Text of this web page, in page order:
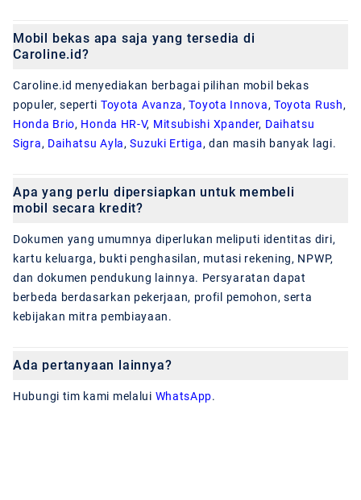
Mobil bekas apa saja yang tersedia di
Caroline.id?
Caroline.id menyediakan berbagai pilihan mobil bekas
populer, seperti Toyota Avanza,Toyota Innova, Toyota Rush,
Honda Brio, Honda HR-V, Mitsubishi Xpander, Daihatsu
Sigra, Daihatsu Ayla,Suzuki Ertiga, dan masih banyak lagi.
Apa yang perlu dipersiapkan untuk membeli
mobil secara kredit?
Dokumen yang umumnya diperlukan meliputi identitas diri,
kartu keluarga, bukti penghasilan, mutasi rekening, NPWP,
dan dokumen pendukung lainnya. Persyaratan dapat
berbeda berdasarkan pekerjaan, profil pemohon, serta
kebijakan mitra pembiayaan.
Ada pertanyaan lainnya?
Hubungi tim kami melalui WhatsApp.